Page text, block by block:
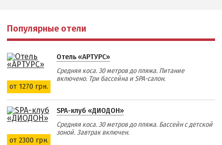
Популярные отели
от 1270 грн.
Отель «АРТУРС»
Средняя коса. 30 метров до пляжа. Питание
включено. Три бассейна и SPA-салон.
от 2300 грн.
SPA-клуб «ДИОДОН»
Средняя коса. 30 метров до пляжа. Бассейн с детской
зоной. Завтрак включен.